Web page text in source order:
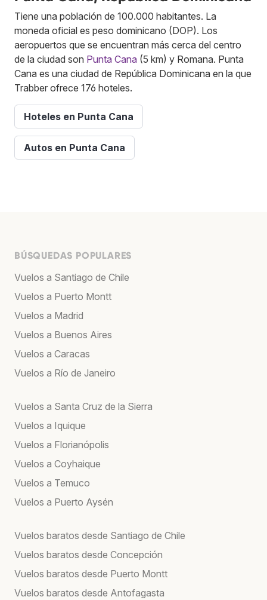
Tiene una población de 100.000 habitantes. La
moneda oficial es peso dominicano (DOP). Los
aeropuertos que se encuentran más cerca del centro
de la ciudad son Punta Cana (5 km) y Romana. Punta
Cana es una ciudad de República Dominicana en la que
Trabber ofrece 176 hoteles.
Hoteles en Punta Cana
Autos en Punta Cana
BÚSQUEDAS POPULARES
Vuelos a Santiago de Chile
Vuelos a Puerto Montt
Vuelos a Madrid
Vuelos a Buenos Aires
Vuelos a Caracas
Vuelos a Río de Janeiro
Vuelos a Santa Cruz de la Sierra
Vuelos a Iquique
Vuelos a Florianópolis
Vuelos a Coyhaique
Vuelos a Temuco
Vuelos a Puerto Aysén
Vuelos baratos desde Santiago de Chile
Vuelos baratos desde Concepción
Vuelos baratos desde Puerto Montt
Vuelos baratos desde Antofagasta